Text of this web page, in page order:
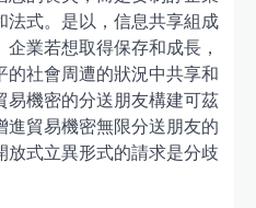
式。是以，信息共享組成
業若想取得保存和成長，
社會周遭的狀況中共享和
機密的分送朋友構建可茲
貿易機密無限分送朋友的
式立異形式的請求是分歧